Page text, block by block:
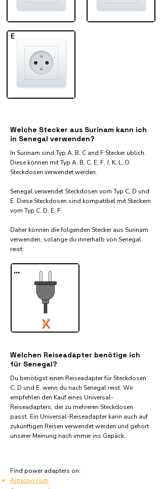
E
Welche Stecker aus Surinam kann ich
in Senegal verwenden?
In Surinam sind Typ A, B, C and F Stecker üblich.
Diese können mit Typ A, B, C, E, F, J, K, L, O
Steckdosen verwendet werden.
Senegal verwendet Steckdosen vom Typ C, D und
E. Diese Steckdosen sind kompatibel mit Steckern
vom Typ C, D, E, F.
Daher können die folgenden Stecker aus Surinam
verwenden, solange du innerhalb von Senegal
reist:​
...
X
✓
Welchen Reiseadapter benötige ich
für Senegal?
Du benötigst einen Reiseadapter für Steckdosen
C, D und E, wenn du nach Senegal reist. Wir
empfehlen den Kauf eines Universal-
Reiseadapters, der zu mehreren Steckdosen
passt. Ein Universal-Reiseadapter kann auch auf
zukünftigen Reisen verwendet werden und gehört
unserer Meinung nach immer ins Gepäck.
Find power adapters on:
Amazon.com